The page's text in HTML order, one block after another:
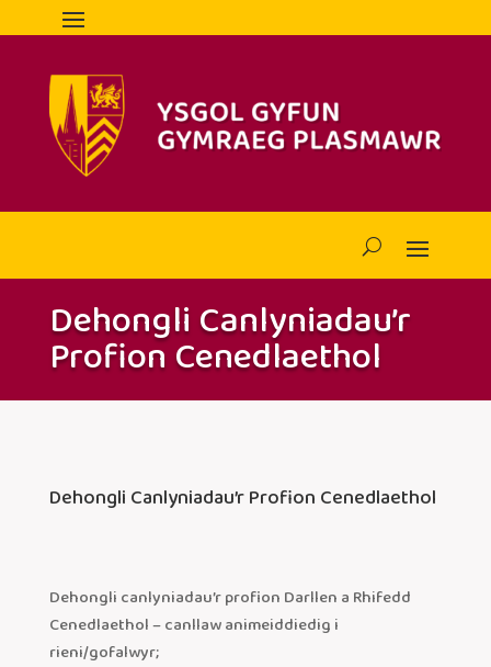
Dehongli Canlyniadau’r
Profion Cenedlaethol
Dehongli Canlyniadau’r Profion Cenedlaethol
Dehongli canlyniadau’r profion Darllen a Rhifedd
Cenedlaethol – canllaw animeiddiedig i
rieni/gofalwyr;